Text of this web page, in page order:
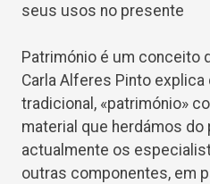
seus usos no presente
Património é um conceito
Carla Alferes Pinto
tradicional, «património»
material que herdámos do
actualmente os
outras componentes, em